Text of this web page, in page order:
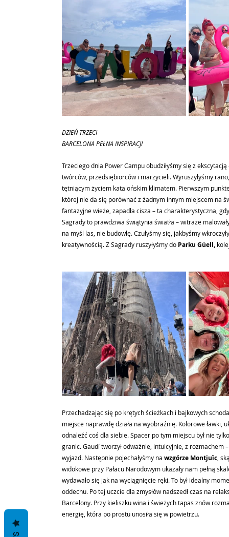
DZIEŃ TRZECI
BARCELONA PEŁNA INSPIRACJI
Trzeciego dnia Power Campu obudziłyśmy się z
twórców, przedsiębiorców i marzycieli. Wyruszyłyśmy
tętniącym życiem katalońskim klimatem. Pierwszym
której nie da się porównać z żadnym innym miejscem na
fantazyjne wieże, zapadła cisza – ta charakterystyczna,
Sagrady to prawdziwa świątynia światła – witraże
na myśl las, nie budowlę. Czułyśmy się, jakbyśmy
kreatywnością. Z Sagrady ruszyłyśmy do Parku Güell,
Przechadzając się po krętych ścieżkach i bajkowych
miejsce naprawdę działa na wyobraźnię. Kolorowe ławki,
odnaleźć coś dla siebie. Spacer po tym miejscu był nie
granic. Gaudí tworzył odważnie, intuicyjnie, z rozmachem
wyjazd. Następnie pojechałyśmy na wzgórze Montjuïc ,
widokowe przy Pałacu Narodowym ukazały nam pełną
wydawało się jak na wyciągnięcie ręki. To był idealny
oddechu. Po tej uczcie dla zmysłów nadszedł czas na
Barcelony. Przy kieliszku wina i świeżych tapas znów
energię, która po prostu unosiła się w powietrzu.